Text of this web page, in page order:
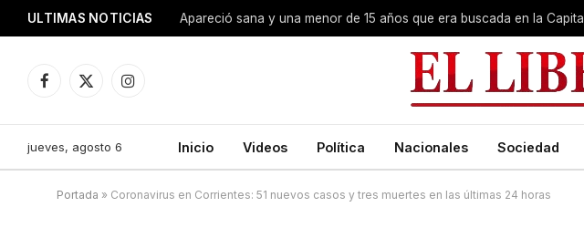
ULTIMAS NOTICIAS Apareció sana y una menor de 15 años que era buscada en la Capital
Facebook
X
Instagram
jueves, agosto 6 Inicio Videos Política Nacionales Sociedad
Portada » Coronavirus en Corrientes: 51 nuevos casos y tres muertes en las últimas 24 horas